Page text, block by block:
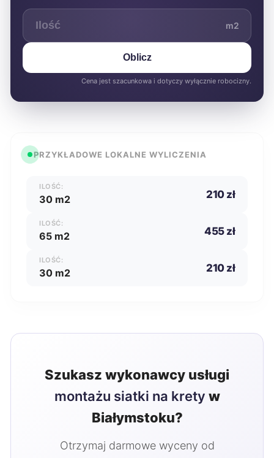
m2
Oblicz
Cena jest szacunkowa i dotyczy wyłącznie robocizny.
PRZYKŁADOWE LOKALNE WYLICZENIA
ILOŚĆ:
30 m2 210 zł
ILOŚĆ:
65 m2 455 zł
ILOŚĆ:
30 m2 210 zł
Szukasz wykonawcy usługi
montażu siatki na krety w
Białymstoku?
Otrzymaj darmowe wyceny od